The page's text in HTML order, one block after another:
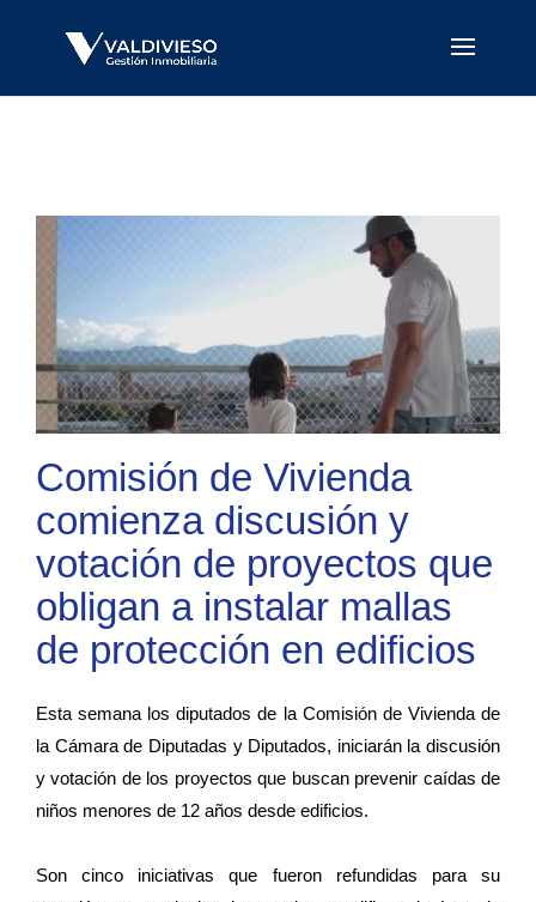
Comisión de Vivienda
comienza discusión y
votación de proyectos que
obligan a instalar mallas
de protección en edificios
Esta semana los diputados de la Comisión de Vivienda de
la Cámara de Diputadas y Diputados, iniciarán la discusión
y votación de los proyectos que buscan prevenir caídas de
niños menores de 12 años desde edificios.
Son cinco iniciativas que fueron refundidas para su